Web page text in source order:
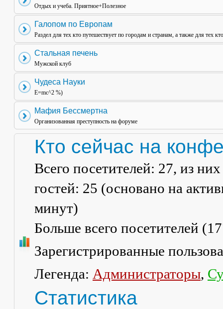
Отдых и учеба. Приятное+Полезное
Галопом по Европам
Раздел для тех кто путешествует по городам и странам, а также для тех
Стальная печень
Мужской клуб
Чудеса Науки
E=mc^2 %)
Мафия Бессмертна
Организованная преступность на форуме
Кто сейчас на
Всего посетителей: 27, из
гостей: 25 (основано на
минут)
Больше всего посетителей (
Зарегистрированные
Легенда: Администраторы,
Статистика